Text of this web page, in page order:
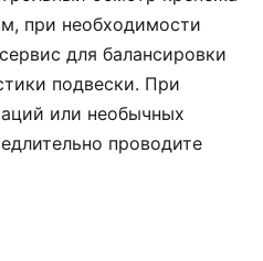
при необходимости
для балансировки
подвески. При
или необычных
проводите